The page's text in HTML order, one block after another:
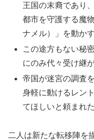
王国の末裔であり
都市を守護する魔
ナメル）」を動か
この途方もない秘
にのみ代々受け継
帝国が迷宮の調査
身軽に動けるレン
てほしいと頼まれ
二人は新たな転移陣を